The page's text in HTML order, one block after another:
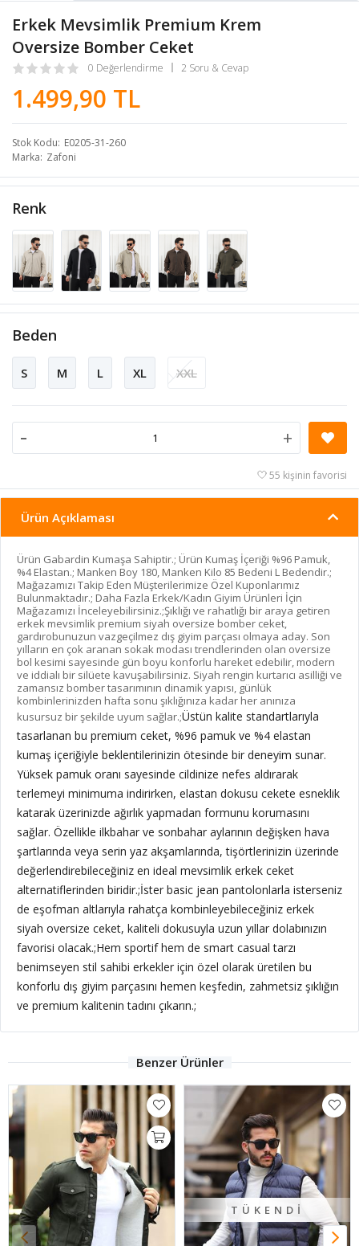
Erkek Mevsimlik Premium Krem
Oversize Bomber Ceket
0 Değerlendirme 2 Soru & Cevap
1.499,90 TL
Stok Kodu E0205-31-260
Marka Zafoni
Renk
Beden
S M L XL XXL
- +
55 kişinin favorisi
Ürün Açıklaması
Ürün Gabardin Kumaşa Sahiptir.; Ürün Kumaş İçeriği %96 Pamuk,
%4 Elastan.; Manken Boy 180, Manken Kilo 85 Bedeni L Bedendir.;
Mağazamızı Takip Eden Müşterilerimize Özel Kuponlarımız
Bulunmaktadır.; Daha Fazla Erkek/Kadın Giyim Ürünleri İçin
Mağazamızı İnceleyebilirsiniz.;Şıklığı ve rahatlığı bir araya getiren
erkek mevsimlik premium siyah oversize bomber ceket,
gardırobunuzun vazgeçilmez dış giyim parçası olmaya aday. Son
yılların en çok aranan sokak modası trendlerinden olan oversize
bol kesimi sayesinde gün boyu konforlu hareket edebilir, modern
ve iddialı bir silüete kavuşabilirsiniz. Siyah rengin kurtarıcı asilliği ve
zamansız bomber tasarımının dinamik yapısı, günlük
kombinlerinizden hafta sonu şıklığınıza kadar her anınıza
kusursuz bir şekilde uyum sağlar.;Üstün kalite standartlarıyla
tasarlanan bu premium ceket, %96 pamuk ve %4 elastan
kumaş içeriğiyle beklentilerinizin ötesinde bir deneyim sunar.
Yüksek pamuk oranı sayesinde cildinize nefes aldırarak
terlemeyi minimuma indirirken, elastan dokusu cekete esneklik
katarak üzerinizde ağırlık yapmadan formunu korumasını
sağlar. Özellikle ilkbahar ve sonbahar aylarının değişken hava
şartlarında veya serin yaz akşamlarında, tişörtlerinizin üzerinde
değerlendirebileceğiniz en ideal mevsimlik erkek ceket
alternatiflerinden biridir.;İster basic jean pantolonlarla isterseniz
de eşofman altlarıyla rahatça kombinleyebileceğiniz erkek
siyah oversize ceket, kaliteli dokusuyla uzun yıllar dolabınızın
favorisi olacak.;Hem sportif hem de smart casual tarzı
benimseyen stil sahibi erkekler için özel olarak üretilen bu
konforlu dış giyim parçasını hemen keşfedin, zahmetsiz şıklığın
ve premium kalitenin tadını çıkarın.;
Benzer Ürünler
TÜKENDI